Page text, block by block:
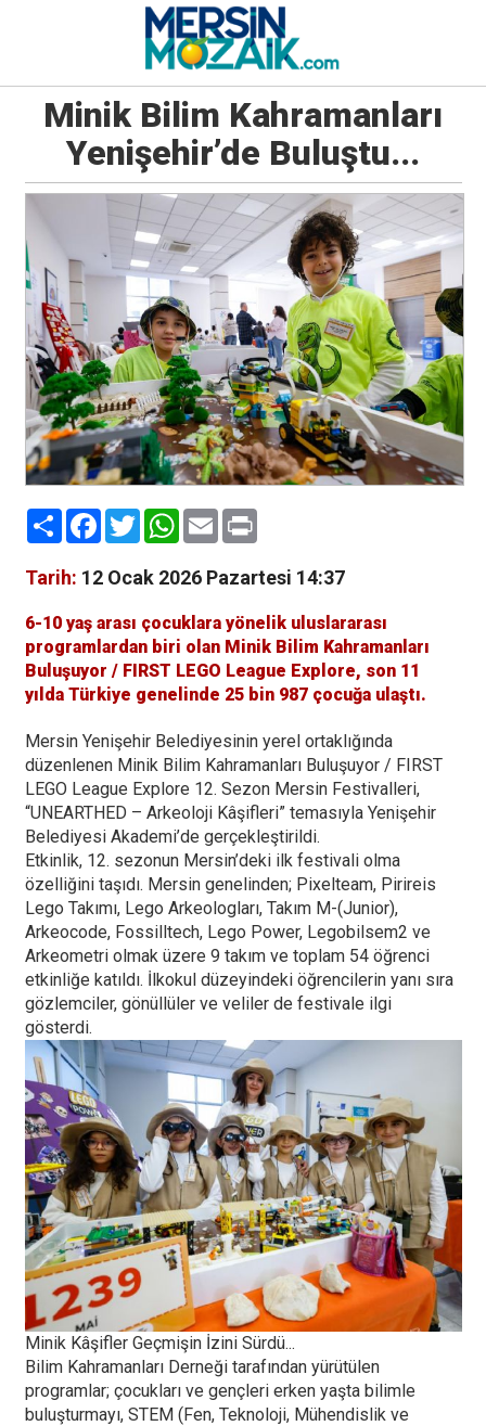
Minik Bilim Kahramanları
Yenişehir’de Buluştu...
PaylaşFacebook
TwitterWhatsApp
EmailPrint
Tarih: 12 Ocak 2026 Pazartesi 14:37
6-10 yaş arası çocuklara yönelik uluslararası
programlardan biri olan Minik Bilim Kahramanları
Buluşuyor / FIRST LEGO League Explore, son 11
yılda Türkiye genelinde 25 bin 987 çocuğa ulaştı.
Mersin Yenişehir Belediyesinin yerel ortaklığında
düzenlenen Minik Bilim Kahramanları Buluşuyor / FIRST
LEGO League Explore 12. Sezon Mersin Festivalleri,
“UNEARTHED – Arkeoloji Kâşifleri” temasıyla Yenişehir
Belediyesi Akademi’de gerçekleştirildi.
Etkinlik, 12. sezonun Mersin’deki ilk festivali olma
özelliğini taşıdı. Mersin genelinden; Pixelteam, Pirireis
Lego Takımı, Lego Arkeologları, Takım M-(Junior),
Arkeocode, Fossilltech, Lego Power, Legobilsem2 ve
Arkeometri olmak üzere 9 takım ve toplam 54 öğrenci
etkinliğe katıldı. İlkokul düzeyindeki öğrencilerin yanı sıra
gözlemciler, gönüllüler ve veliler de festivale ilgi
gösterdi.
Minik Kâşifler Geçmişin İzini Sürdü...
Bilim Kahramanları Derneği tarafından yürütülen
programlar; çocukları ve gençleri erken yaşta bilimle
buluşturmayı, STEM (Fen, Teknoloji, Mühendislik ve